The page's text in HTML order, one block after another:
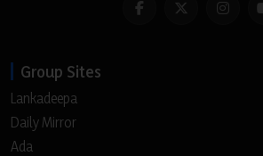
Group Sites
Lankadeepa
Daily Mirror
Ada